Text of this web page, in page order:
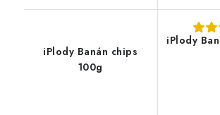
iPlody Banán chips
100g
iPlody